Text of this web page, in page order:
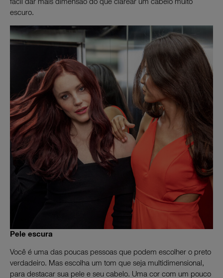
fácil dar mais dimensão do que clarear um cabelo muito
escuro.
Pele escura
Você é uma das poucas pessoas que podem escolher o preto
verdadeiro. Mas escolha um tom que seja multidimensional,
para destacar sua pele e seu cabelo. Uma cor com um pouco